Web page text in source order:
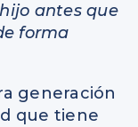
antes que
forma
generación
que tiene